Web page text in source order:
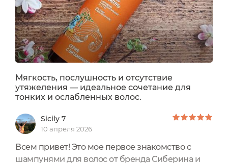
Мягкость, послушность и отсутствие
утяжеления — идеальное сочетание для
тонких и ослабленных волос.
Sicily 7
10 апреля 2026
Всем привет! Это мое первое знакомство с
шампунями для волос от бренда Сиберина и